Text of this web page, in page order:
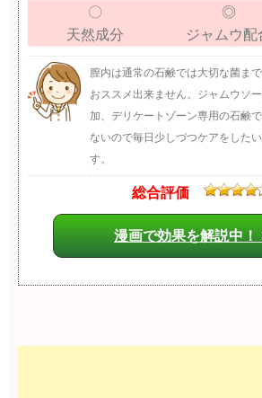
〇
天然成分
◎
ジャムウ配
膣内は通常の石鹸では大切な菌ま
おススメ出来ません。ジャムウソ
加、デリケートゾーン専用の石鹸
ないので毎日少しづつケアをした
す。
総合評価
漫画で効果を解説中！